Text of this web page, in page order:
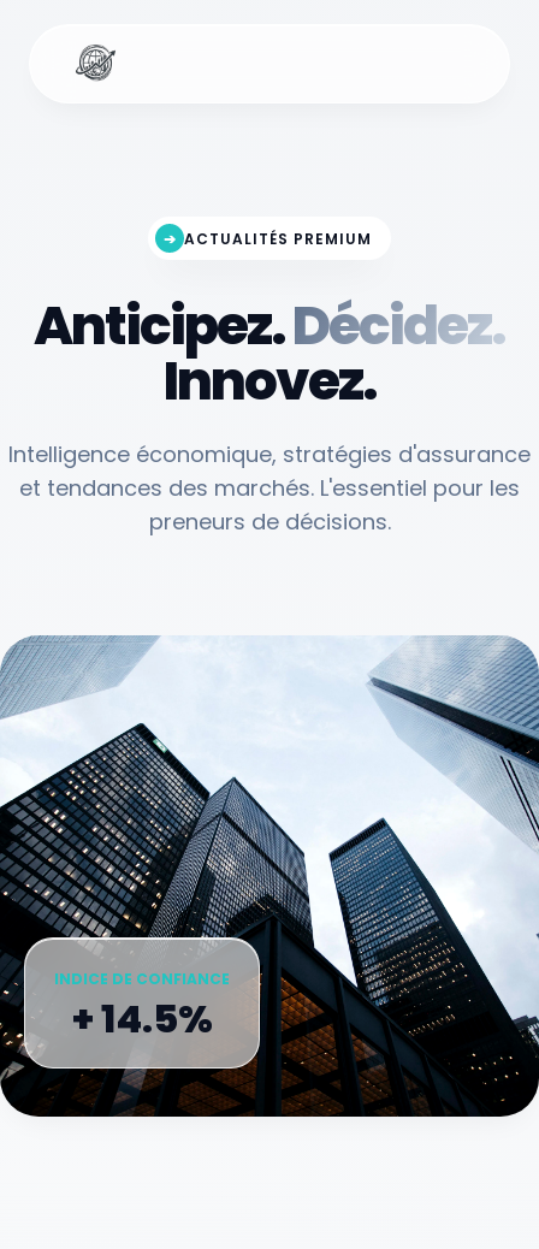
➔ ACTUALITÉS PREMIUM
Anticipez.Décidez.
Innovez.
Intelligence économique, stratégies d'assurance
et tendances des marchés. L'essentiel pour les
preneurs de décisions.
INDICE DE CONFIANCE
+ 14.5%